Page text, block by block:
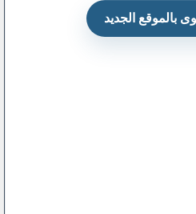
بالموقع الجديد